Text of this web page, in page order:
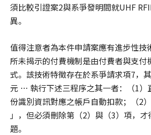
須比較引證案2與系爭發明間就UHF
異。
值得注意者為本件申請案應有進步性技
所未揭示的付費機制是由付費者與支付
式。該技術特徵存在於系爭請求項7，
元 … 執行下述三程序之其一者：（1）
份識別資訊對應之帳戶自動扣款；（2
」，但必須刪除第（2）與（3）項，
題。